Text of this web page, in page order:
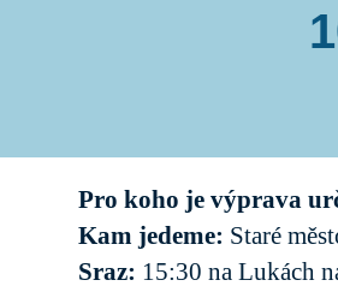
Pro koho je výprava
Kam jedeme: Staré
Sraz: 15:30 na Lukách